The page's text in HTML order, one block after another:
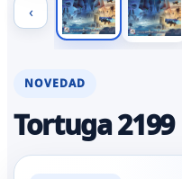
‹
NOVEDAD
Tortuga 2199